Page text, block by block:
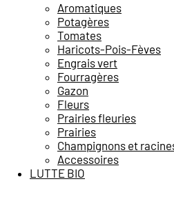
Aromatiques
Potagères
Tomates
Haricots-Pois-Fèves
Engrais vert
Fourragères
Gazon
Fleurs
Prairies fleuries
Prairies
Champignons et
Accessoires
LUTTE BIO